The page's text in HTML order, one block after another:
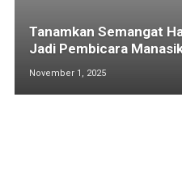
Tanamkan Semangat
Jadi Pembicara
November 1, 2025